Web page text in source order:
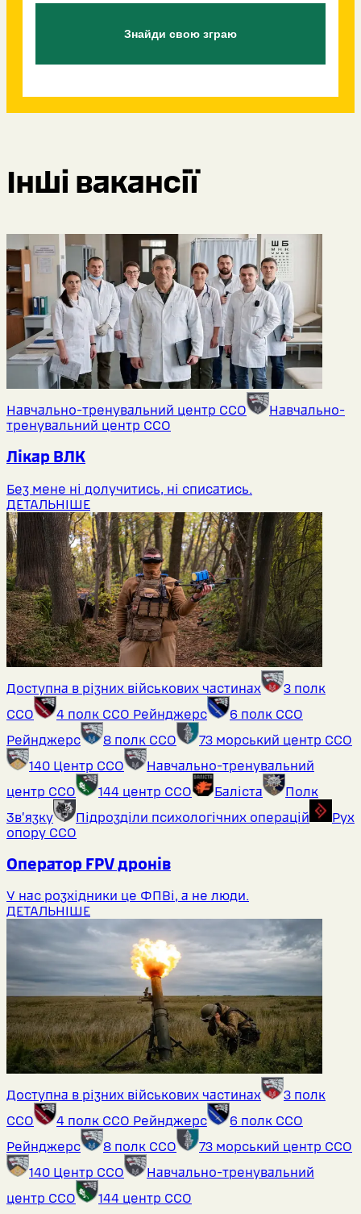
Знайди свою зграю
Інші вакансії
Навчально-тренувальний центр ССО
Навчально-
тренувальний центр ССО
Лікар ВЛК
Без мене ні долучитись, ні списатись.
ДЕТАЛЬНІШЕ
Доступна в різних військових частинах
3 полк
ССО
4 полк ССО Рейнджерс
6 полк ССО
Рейнджерс
8 полк ССО
73 морський центр ССО
140 Центр ССО
Навчально-тренувальний
центр ССО
144 центр ССО Баліста
Полк
Звʼязку
Підрозділи психологічних операцій
Рух
опору ССО
Оператор FPV дронів
У нас розхідники це ФПВі, а не люди.
ДЕТАЛЬНІШЕ
Доступна в різних військових частинах
3 полк
ССО
4 полк ССО Рейнджерс
6 полк ССО
Рейнджерс
8 полк ССО
73 морський центр ССО
140 Центр ССО
Навчально-тренувальний
центр ССО
144 центр ССО